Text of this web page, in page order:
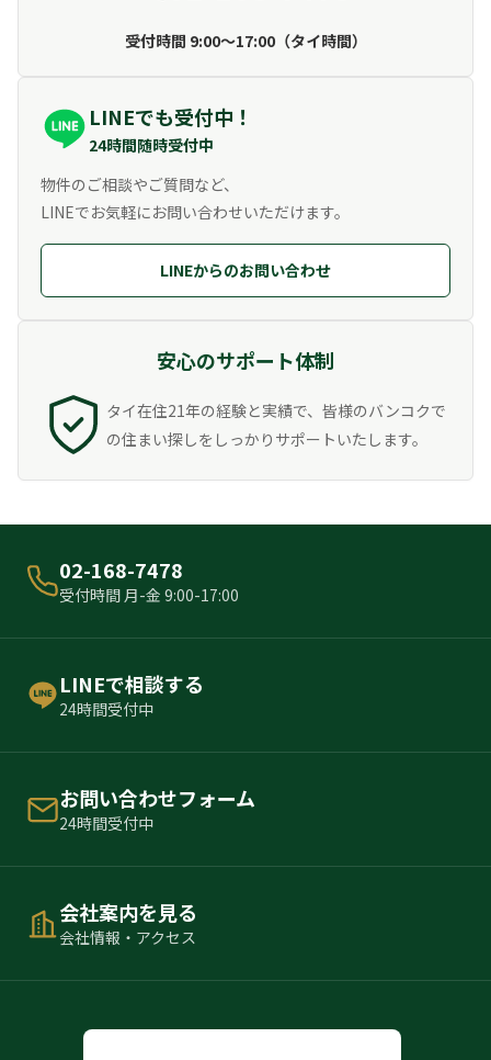
受付時間 9:00〜17:00（タイ時間）
LINEでも受付中！
24時間随時受付中
物件のご相談やご質問など、
LINEでお気軽にお問い合わせいただけます。
LINEからのお問い合わせ
安心のサポート体制
タイ在住21年の経験と実績で、皆様のバンコクで
の住まい探しをしっかりサポートいたします。
02-168-7478
受付時間 月-金 9:00-17:00
LINEで相談する
24時間受付中
お問い合わせフォーム
24時間受付中
会社案内を見る
会社情報・アクセス